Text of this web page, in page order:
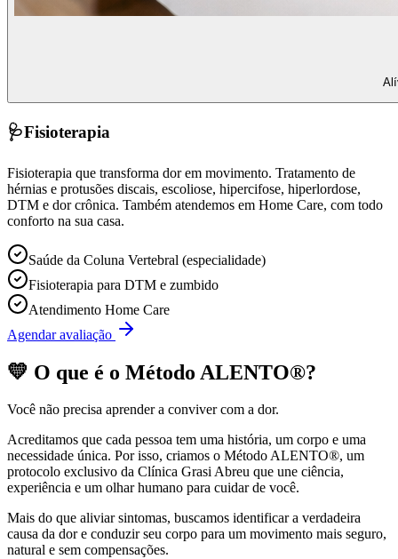
🩺Fisioterapia
Fisioterapia que transforma dor em movimento. Tratamento de
hérnias e protusões discais, escoliose, hipercifose, hiperlordose,
DTM e dor crônica. Também atendemos em Home Care, com todo
conforto na sua casa.
Saúde da Coluna Vertebral (especialidade)
Fisioterapia para DTM e zumbido
Atendimento Home Care
Agendar avaliação
💛 O que é o Método ALENTO®?
Você não precisa aprender a conviver com a dor.
Acreditamos que cada pessoa tem uma história, um corpo e uma
necessidade única. Por isso, criamos o Método ALENTO®, um
protocolo exclusivo da Clínica Grasi Abreu que une ciência,
experiência e um olhar humano para cuidar de você.
Mais do que aliviar sintomas, buscamos identificar a verdadeira
causa da dor e conduzir seu corpo para um movimento mais seguro,
natural e sem compensações.